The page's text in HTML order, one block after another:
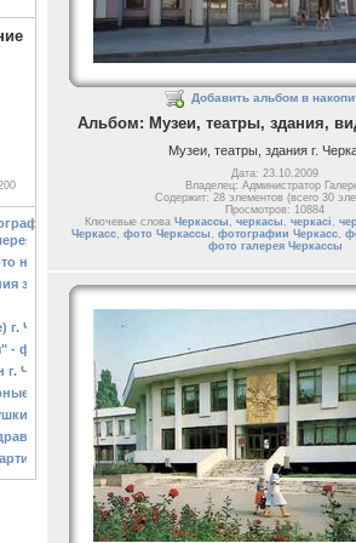
Черкассы, зоопарк, ландшафтный дизайн.
начало ХХ ст.
зимы"
г. Черкассы, - изделия ручной работы
- фото
Черкассы
рецепты
с Новым 2013 годом
Добавить альбом в
Альбом: Музеи, театры, здания,
Музеи, театры, здания г.
Дата: 23.10.2009
Владелец: Администратор
Содержит: 28 элементов (всего 30
Просмотров: 10884
Ключевые слова Черкассы , черкасы , черкасі ,
Черкасс, фото Черкассы , фотографии Черкасс,
фото галерея Черкассы